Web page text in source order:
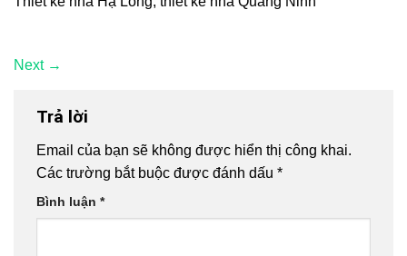
Next →
Trả lời
Email của bạn sẽ không được hiển thị công khai.
Các trường bắt buộc được đánh dấu *
Bình luận *